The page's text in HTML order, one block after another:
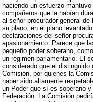
haciendo un esfuerzo
compañeros que la habían
al señor procurador general
su plano, en el plano
declaraciones del señor
apasionamiento. Parece que
pequeño poder soberano,
un régimen parlamentario. El
considerado que el
Comisión, por quienes la
haber sido altamente
un Poder que sí es soberano
Federación. La Comisión